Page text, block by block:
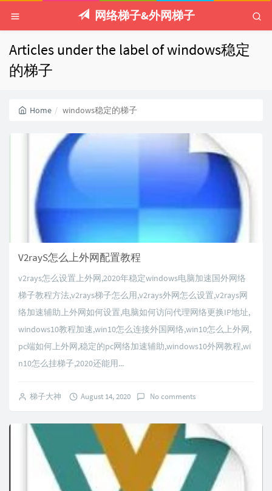
网络梯子&外网梯子
Articles under the label of windows稳定
的梯子
Home windows稳定的梯子
V2rayS怎么上外网配置教程
v2rays怎么设置上外网,2020年稳定windows电脑加速国外网络
梯子教程方法,v2rays梯子怎么用,v2rays外网怎么设置,v2rays网
络加速辅助上外网如何设置,电脑如何访问代理网络更换IP地址,
windows10教程加速,win10怎么连接外国网络,win10怎么上外网,
pc端如何上外网,稳定的pc网络加速辅助,windows10外网教程,wi
n10怎么挂梯子,2020还能用...
梯子大神 August 14, 2020 No comments